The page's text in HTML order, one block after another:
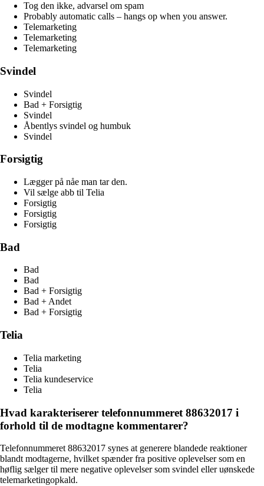
Tog den ikke, advarsel om spam
Probably automatic calls – hangs op when you answer.
Telemarketing
Telemarketing
Telemarketing
Svindel
Svindel
Bad + Forsigtig
Svindel
Åbentlys svindel og humbuk
Svindel
Forsigtig
Lægger på nåe man tar den.
Vil sælge abb til Telia
Forsigtig
Forsigtig
Forsigtig
Bad
Bad
Bad
Bad + Forsigtig
Bad + Andet
Bad + Forsigtig
Telia
Telia marketing
Telia
Telia kundeservice
Telia
Hvad karakteriserer telefonnummeret 88632017 i
forhold til de modtagne kommentarer?
Telefonnummeret 88632017 synes at generere blandede reaktioner
blandt modtagerne, hvilket spænder fra positive oplevelser som en
høflig sælger til mere negative oplevelser som svindel eller uønskede
telemarketingopkald.